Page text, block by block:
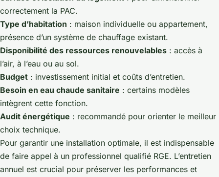
correctement la PAC.
Type d’habitation : maison individuelle ou appartement,
présence d’un système de chauffage existant.
Disponibilité des ressources renouvelables : accès à
l’air, à l’eau ou au sol.
Budget : investissement initial et coûts d’entretien.
Besoin en eau chaude sanitaire : certains modèles
intègrent cette fonction.
Audit énergétique : recommandé pour orienter le meilleur
choix technique.
Pour garantir une installation optimale, il est indispensable
de faire appel à un professionnel qualifié RGE. L’entretien
annuel est crucial pour préserver les performances et